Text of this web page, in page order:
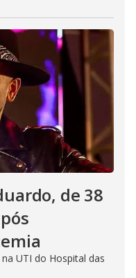
de 38
UTI do Hospital das